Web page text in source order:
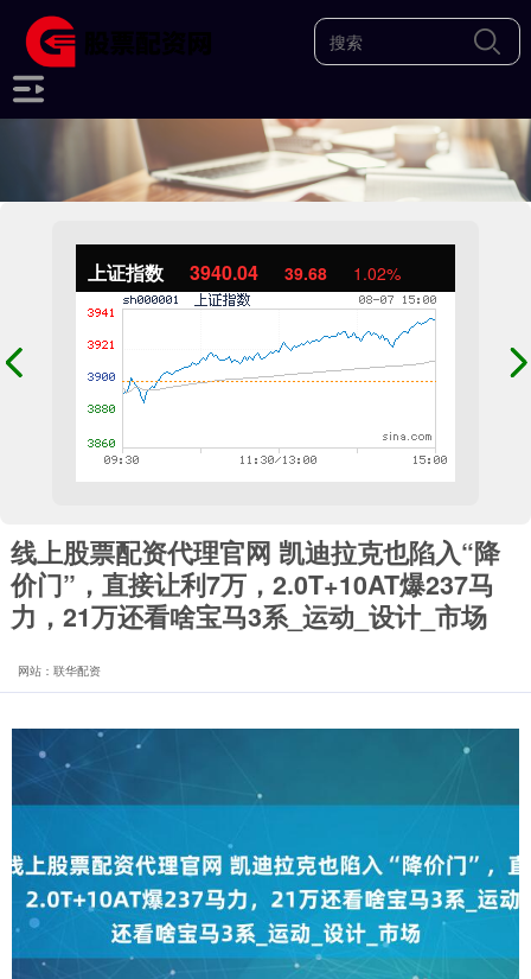
上证指数 3940.04 39.68 1.02%
线上股票配资代理官网 凯迪拉克也陷入“降
价门”，直接让利7万，2.0T+10AT爆237马
力，21万还看啥宝马3系_运动_设计_市场
网站：联华配资